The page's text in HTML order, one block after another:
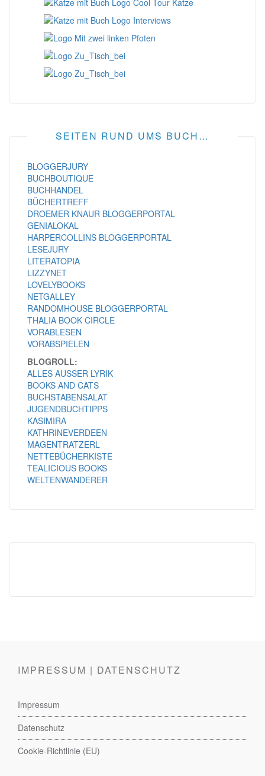
SEITEN RUND UMS BUCH…
BLOGGERJURY
BUCHBOUTIQUE
BUCHHANDEL
BÜCHERTREFF
DROEMER KNAUR BLOGGERPORTAL
GENIALOKAL
HARPERCOLLINS BLOGGERPORTAL
LESEJURY
LITERATOPIA
LIZZYNET
LOVELYBOOKS
NETGALLEY
RANDOMHOUSE BLOGGERPORTAL
THALIA BOOK CIRCLE
VORABLESEN
VORABSPIELEN
BLOGROLL:
ALLES AUSSER LYRIK
BOOKS AND CATS
BUCHSTABENSALAT
JUGENDBUCHTIPPS
KASIMIRA
KATHRINEVERDEEN
MAGENTRATZERL
NETTEBÜCHERKISTE
TEALICIOUS BOOKS
WELTENWANDERER
IMPRESSUM | DATENSCHUTZ
Impressum
Datenschutz
Cookie-Richtlinie (EU)